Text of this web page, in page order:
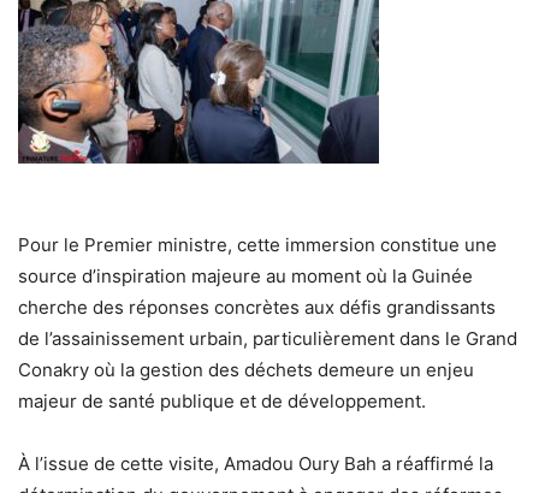
Pour le Premier ministre, cette immersion constitue une
source d’inspiration majeure au moment où la Guinée
cherche des réponses concrètes aux défis grandissants
de l’assainissement urbain, particulièrement dans le Grand
Conakry où la gestion des déchets demeure un enjeu
majeur de santé publique et de développement.
À l’issue de cette visite, Amadou Oury Bah a réaffirmé la